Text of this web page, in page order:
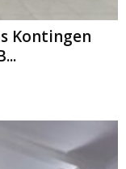
Kontingen